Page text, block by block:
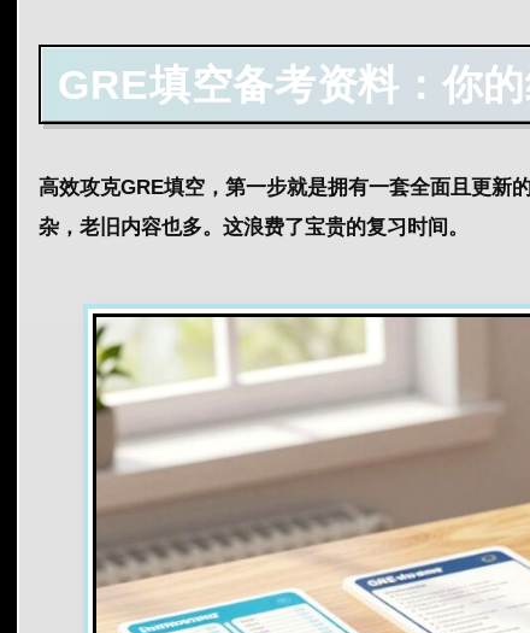
GRE填空备考资料 ：你
高效攻克GRE填空，第一步就是拥有一套全面且更新
杂，老旧内容也多。这浪费了宝贵的复习 时间 。